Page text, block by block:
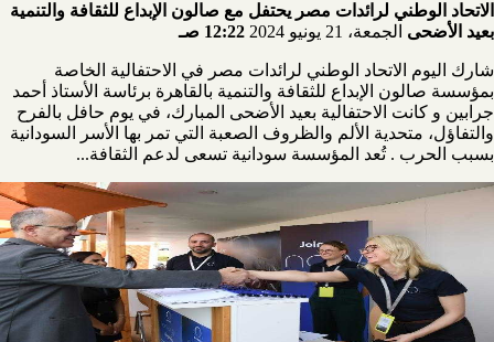
الاتحاد الوطني لرائدات مصر يحتفل مع صالون الإبداع للثقافة والتنمية
بعيد الأضحى الجمعة، 21 يونيو 2024 12:22 صـ
شارك اليوم الاتحاد الوطني لرائدات مصر في الاحتفالية الخاصة
بمؤسسة صالون الإبداع للثقافة والتنمية بالقاهرة برئاسة الأستاذ أحمد
جرابين و كانت الاحتفالية بعيد الأضحى المبارك، في يوم حافل بالفرح
والتفاؤل، متحدية الألم والظروف الصعبة التي تمر بها الأسر السودانية
بسبب الحرب . تُعد المؤسسة سودانية تسعى لدعم الثقافة...